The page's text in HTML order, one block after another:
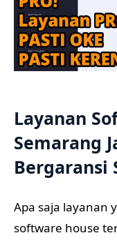
Layanan
Semarang
Bergaransi
Apa saja layanan
software house